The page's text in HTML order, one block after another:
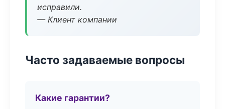
исправили.
— Клиент компании
Часто задаваемые вопросы
Какие гарантии?